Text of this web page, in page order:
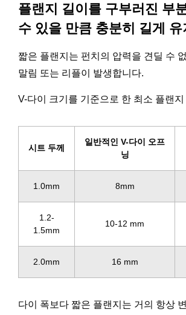
플랜지 길이를 구부러진 부
수 있을 만큼 충분히 길게 유
짧은 플랜지는 펀치의 압력을 견딜 수
말림 또는 리플이 발생합니다.
V-다이 크기를 기준으로 한 최소 플랜지
시트 두께
일반적인 V-다이 오프
닝
1.0mm 8mm
1.2-
1.5mm
10-12 mm
2.0mm 16 mm
다이 폭보다 짧은 플랜지는 거의 항상